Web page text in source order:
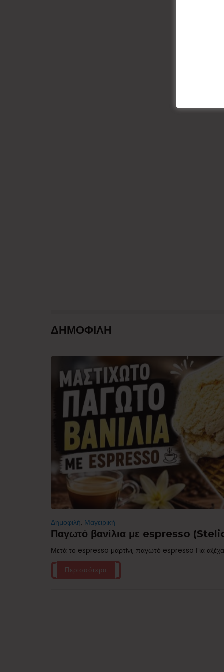
ΔΗΜΟΦΙΛΗ
Δημοφιλή, Μαγειρική
Παγωτό βανίλια με espresso
Μετά το espresso μαρτίνι, παγωτό espresso Για
Περισσότερα